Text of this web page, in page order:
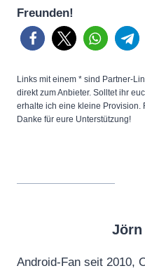
Freunden!
Links mit einem * sind Partner-
direkt zum Anbieter. Solltet ihr
erhalte ich eine kleine Provision.
Danke für eure Unterstützung!
Android-Fan seit 2010,